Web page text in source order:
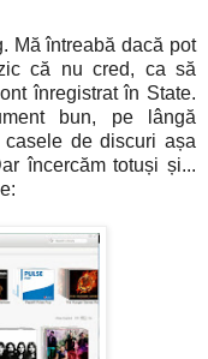
Mă întreabă dacă pot
că nu cred, ca să
înregistrat în State.
bun, pe lângă
de discuri așa
încercăm totuși și...